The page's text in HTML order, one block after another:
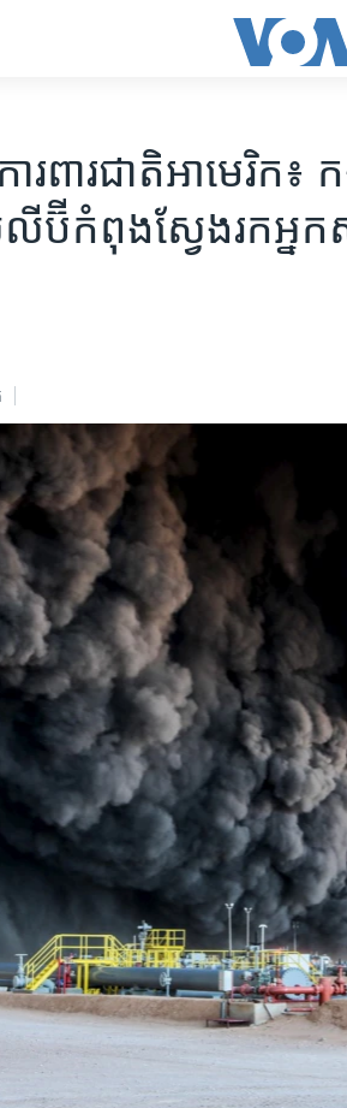
រពារ​ជាតិ​អាមេរិក៖
ប៊ី​កំពុង​ស្វែង​រក​អ្ន